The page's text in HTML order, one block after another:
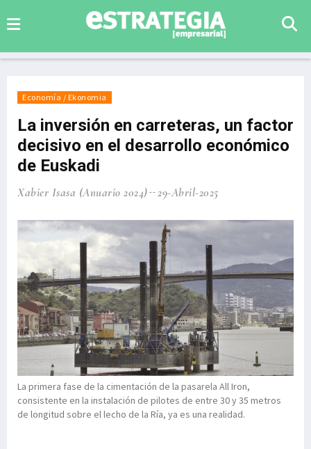
Economía / Ekonomia
La inversión en carreteras, un factor
decisivo en el desarrollo económico
de Euskadi
Xabier Isasa (Anuario 2024) 29-Abril-2025
La primera fase de la cimentación de la pasarela All Iron,
consistente en la instalación de pilotes de entre 30 y 35 metros
de longitud sobre el lecho de la Ría, ya es una realidad.